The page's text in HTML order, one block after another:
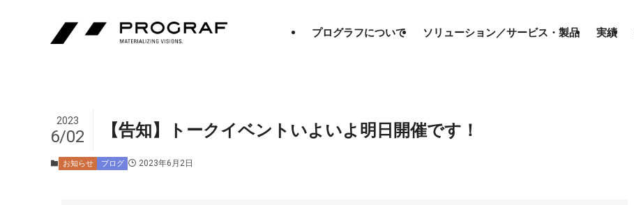
プログラフについて ソリューション／サービス・製品 実績
【告知】トークイベントいよいよ明日開催です！
2023
6/02
お知らせ ブログ 2023年6月2日